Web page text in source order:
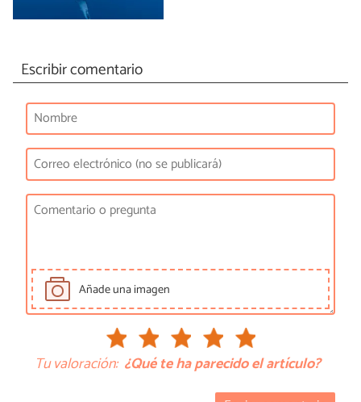
Escribir comentario
Añade una imagen
Tu valoración: ¿Qué te ha parecido el artículo?